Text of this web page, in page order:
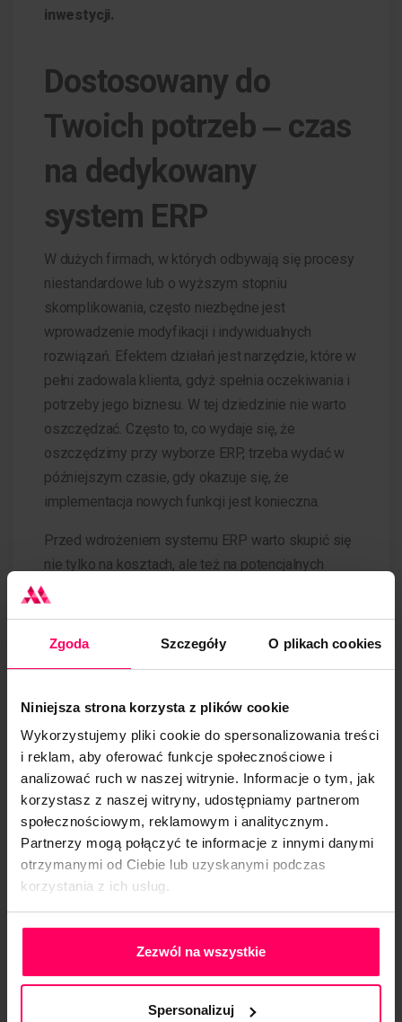
Zgoda Szczegóły O plikach cookies
Niniejsza strona korzysta z plików cookie
Wykorzystujemy pliki cookie do spersonalizowania treści
i reklam, aby oferować funkcje społecznościowe i
analizować ruch w naszej witrynie. Informacje o tym, jak
korzystasz z naszej witryny, udostępniamy partnerom
społecznościowym, reklamowym i analitycznym.
Partnerzy mogą połączyć te informacje z innymi danymi
otrzymanymi od Ciebie lub uzyskanymi podczas
korzystania z ich usług.
Polityka Prywatności
Zezwól na wszystkie
Spersonalizuj
inwestycji.
Dostosowany do
Twoich potrzeb ‒ czas
na dedykowany
system ERP
W dużych firmach, w których odbywają się procesy
niestandardowe lub o wyższym stopniu
skomplikowania, często niezbędne jest
wprowadzenie modyfikacji i indywidualnych
rozwiązań. Efektem działań jest narzędzie, które w
pełni zadowala klienta, gdyż spełnia oczekiwania i
potrzeby jego biznesu. W tej dziedzinie nie warto
oszczędzać. Często to, co wydaje się, że
oszczędzimy przy wyborze ERP, trzeba wydać w
późniejszym czasie, gdy okazuje się, że
implementacja nowych funkcji jest konieczna.
Przed wdrożeniem systemu ERP warto skupić się
nie tylko na kosztach, ale też na potencjalnych
zyskach.
Zadanie, które do tej pory wymagało kilku godzin
tylko optymalizacja w kontekście zarządzania
zasobami, ale również lepsza analiza danych i
wsparcie strategicznych decyzji podejmowanych w
odniesieniu do rozwoju biznesowego firmy.
Jak powstaje
indywidualny system
ERP?
Ten proces składa się zwykle z kilku kluczowych
momentów, takich jak: